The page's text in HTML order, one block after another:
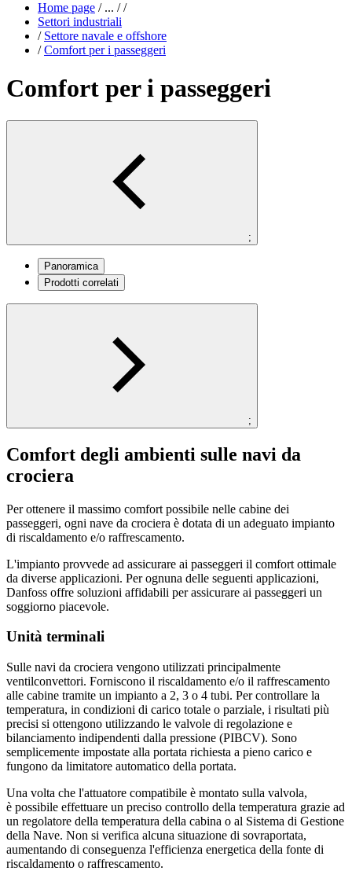
Home page /... / /
Settori industriali
/ Settore navale e offshore
/ Comfort per i passeggeri
Comfort per i passeggeri
;
Panoramica
Prodotti correlati
;
Comfort degli ambienti sulle navi da
crociera
Per ottenere il massimo comfort possibile nelle cabine dei
passeggeri, ogni nave da crociera è dotata di un adeguato impianto
di riscaldamento e/o raffrescamento.
L'impianto provvede ad assicurare ai passeggeri il comfort ottimale
da diverse applicazioni. Per ognuna delle seguenti applicazioni,
Danfoss offre soluzioni affidabili per assicurare ai passeggeri un
soggiorno piacevole.
Unità terminali
Sulle navi da crociera vengono utilizzati principalmente
ventilconvettori. Forniscono il riscaldamento e/o il raffrescamento
alle cabine tramite un impianto a 2, 3 o 4 tubi. Per controllare la
temperatura, in condizioni di carico totale o parziale, i risultati più
precisi si ottengono utilizzando le valvole di regolazione e
bilanciamento indipendenti dalla pressione (PIBCV). Sono
semplicemente impostate alla portata richiesta a pieno carico e
fungono da limitatore automatico della portata.
Una volta che l'attuatore compatibile è montato sulla valvola,
è possibile effettuare un preciso controllo della temperatura grazie ad
un regolatore della temperatura della cabina o al Sistema di Gestione
della Nave. Non si verifica alcuna situazione di sovraportata,
aumentando di conseguenza l'efficienza energetica della fonte di
riscaldamento o raffrescamento.